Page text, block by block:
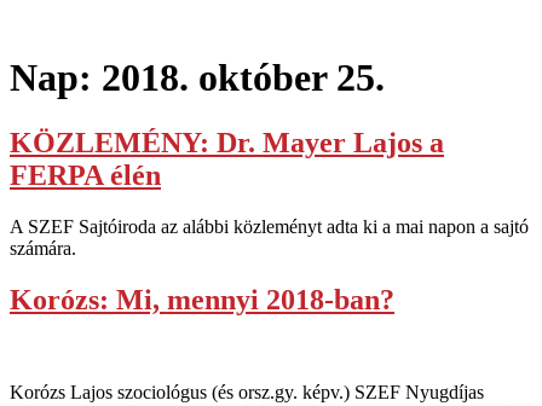
Nap: 2018. október 25.
KÖZLEMÉNY: Dr. Mayer Lajos a
FERPA élén
A SZEF Sajtóiroda az alábbi közleményt adta ki a mai napon a sajtó
számára.
Korózs: Mi, mennyi 2018-ban?
Korózs Lajos szociológus (és orsz.gy. képv.) SZEF Nyugdíjas